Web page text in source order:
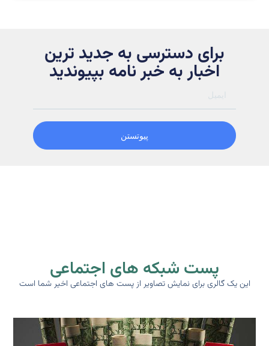
برای دسترسی به جدید ترین
اخبار به خبر نامه بپیوندید
پیوتستن
پست شبکه های اجتماعی
این یک گالری برای نمایش تصاویر از پست های اجتماعی اخیر شما است